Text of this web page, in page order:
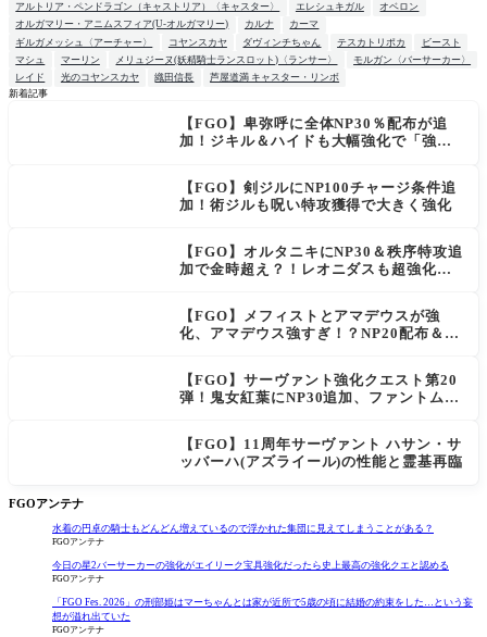
アルトリア・ペンドラゴン（キャストリア）〈キャスター〉
エレシュキガル
オベロン
オルガマリー・アニムスフィア(U-オルガマリー)
カルナ
カーマ
ギルガメッシュ〈アーチャー〉
コヤンスカヤ ダヴィンチちゃん テスカトリポカ
ビースト
マシュ
マーリン メリュジーヌ(妖精騎士ランスロット)〈ランサー〉
モルガン〈バーサーカー〉
レイド
光のコヤンスカヤ 織田信長
芦屋道満 キャスター・リンボ
新着記事
【FGO】卑弥呼に全体NP30％配布が追
加！ジキル＆ハイドも大幅強化で「強す
【FGO】剣ジルにNP100チャージ条件追
加！術ジルも呪い特攻獲得で大きく強化
【FGO】オルタニキにNP30＆秩序特攻追
加で金時超え？！レオニダスも超強化で
【FGO】メフィストとアマデウスが強
化、アマデウス強すぎ！？NP20配布＆Ar
【FGO】サーヴァント強化クエスト第20
弾！鬼女紅葉にNP30追加、ファントムも
【FGO】11周年サーヴァント ハサン・サ
ッバーハ(アズライール)の性能と霊基再臨
FGOアンテナ
水着の円卓の騎士もどんどん増えているので浮かれた集団に見えてしまうことがある？
FGOアンテナ
今日の星2バーサーカーの強化がエイリーク宝具強化だったら史上最高の強化クエと認める
FGOアンテナ
「FGO Fes. 2026」の刑部姫はマーちゃんとは家が近所で5歳の頃に結婚の約束をした…という妄
想が溢れ出ていた
FGOアンテナ